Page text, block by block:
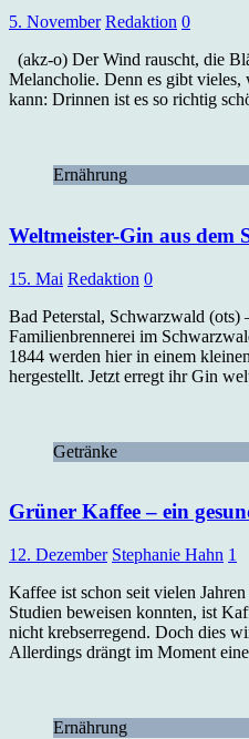
5. November Redaktion 0
(akz-o) Der Wind rauscht, die
Melancholie. Denn es gibt
kann: Drinnen ist es so richtig
Ernährung
Weltmeister-Gin aus
15. Mai Redaktion 0
Bad Peterstal, Schwarzwald (ots)
Familienbrennerei im
1844 werden hier in einem
hergestellt. Jetzt erregt ihr Gin
Getränke
Grüner Kaffee – ein
12. Dezember Stephanie Hahn 1
Kaffee ist schon seit vielen
Studien beweisen konnten, ist
nicht krebserregend. Doch dies
Allerdings drängt im Moment
Ernährung